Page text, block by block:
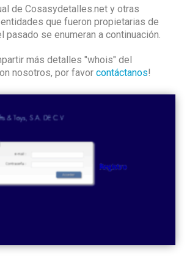
de Cosasydetalles.net y otras
que fueron propietarias de
pasado se enumeran a continuación.
más detalles "whois" del
nosotros, por favor contáctanos!